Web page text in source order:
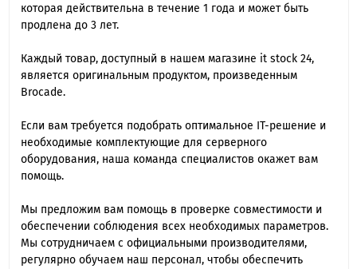
которая действительна в течение 1 года и может быть
продлена до 3 лет.
Каждый товар, доступный в нашем магазине it stock 24,
является оригинальным продуктом, произведенным
Brocade.
Если вам требуется подобрать оптимальное IT-решение и
необходимые комплектующие для серверного
оборудования, наша команда специалиcтов окажет вам
помощь.
Мы предложим вам помощь в проверке совместимости и
обеспечении соблюдения всех необходимых параметров.
Мы сотрудничаем с официальными производителями,
регулярно обучаем наш персонал, чтобы обеспечить